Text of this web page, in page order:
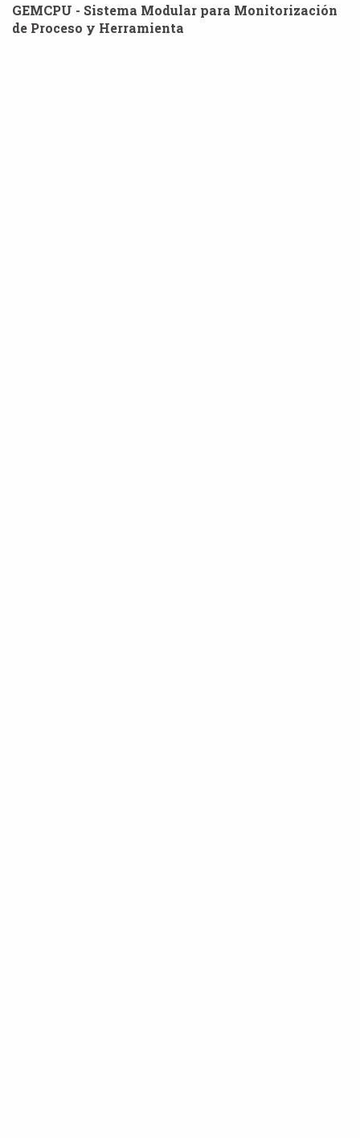
GEMCPU - Sistema Modular para Monitorización
de Proceso y Herramienta